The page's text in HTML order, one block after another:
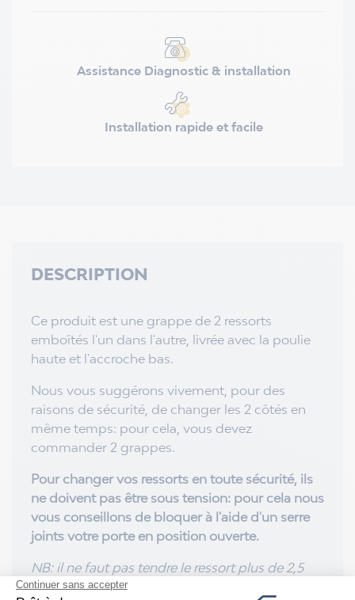
Assistance Diagnostic & installation
Installation rapide et facile
DESCRIPTION
Ce produit est une grappe de 2 ressorts
emboîtés l'un dans l'autre, livrée avec la poulie
haute et l'accroche bas.
Nous vous suggérons vivement, pour des
raisons de sécurité, de changer les 2 côtés en
même temps: pour cela, vous devez
commander 2 grappes.
Pour changer vos ressorts en toute sécurité, ils
ne doivent pas être sous tension: pour cela nous
vous conseillons de bloquer à l'aide d'un serre
joints votre porte en position ouverte.
NB: il ne faut pas tendre le ressort plus de 2,5
fois sa longueur au repos, pour préserver leur